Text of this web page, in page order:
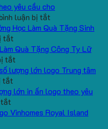
yêu cầu cho
luận bị tắt
Quà
gối
kê
thêu
yêu
Học Làm Quà Tặng Sinh
tắt
Gấu
Bông
Mini
Logo
Học
Quà Tặng Công Ty Lữ
tắt
Gối
U
Logo
lượng lớn logo Trung tâm
tắt
Mẫu
koala
lớn in ấn logo theo yêu
tắt
Đặt
Vinhomes Royal Island